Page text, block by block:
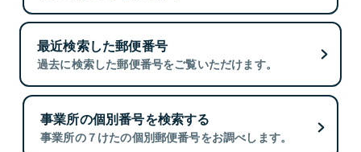
最近検索した郵便番号
過去に検索した郵便番号をご覧いただけます。
事業所の個別番号を検索する
事業所の７けたの個別郵便番号をお調べします。